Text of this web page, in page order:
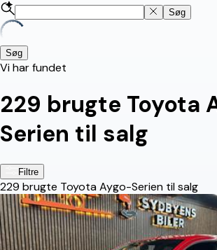
Søg
Søg
Vi har fundet
229 brugte Toyota
Serien til salg
Filtre
229 brugte Toyota Aygo-Serien til salg